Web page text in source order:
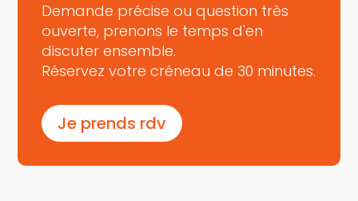
Demande précise ou question très
ouverte, prenons le temps d'en
discuter ensemble.
Réservez votre créneau de 30 minutes.
Je prends rdv